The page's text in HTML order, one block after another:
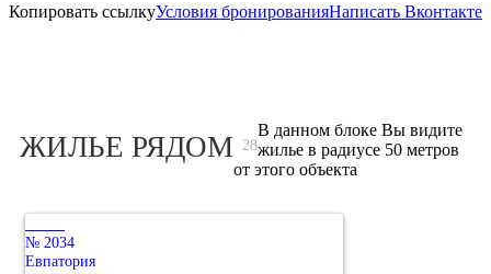
Копировать ссылкуУсловия бронированияНаписать Вконтакте
ЖИЛЬЕ РЯДОМ 28
В данном блоке Вы видите
жилье в радиусе 50 метров
от этого объекта
№ 2034
Евпатория